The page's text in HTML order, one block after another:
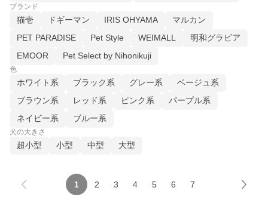
ブランド
猫壱 ドギーマン IRIS OHYAMA
マルカン
PET PARADISE
Pet Style WEIMALL
明和グラビア
EMOOR
Pet Select by Nihonikuji
色
ホワイト系 ブラック系 グレー系
ベージュ系
ブラウン系
レッド系 ピンク系
パープル系
ネイビー系
ブルー系
犬の大きさ
超小型 小型 中型 大型
1 2 3 4 5 6 7